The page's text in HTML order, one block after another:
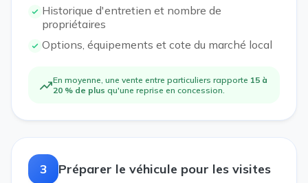
Historique d'entretien et nombre de
propriétaires
Options, équipements et cote du marché local
En moyenne, une vente entre particuliers rapporte 15 à
20 % de plus qu'une reprise en concession.
3 Préparer le véhicule pour les visites